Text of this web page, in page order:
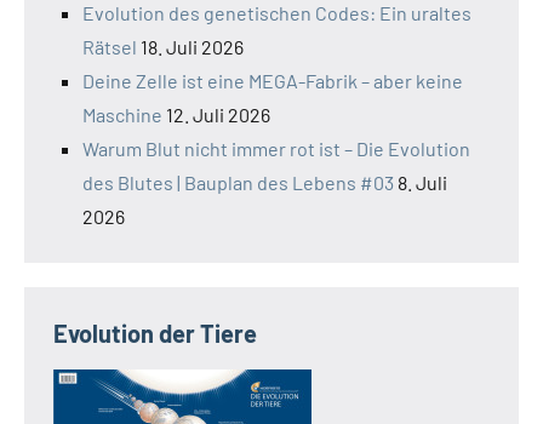
Evolution des genetischen Codes: Ein uraltes
Rätsel 18. Juli 2026
Deine Zelle ist eine MEGA-Fabrik – aber keine
Maschine 12. Juli 2026
Warum Blut nicht immer rot ist – Die Evolution
des Blutes | Bauplan des Lebens #03 8. Juli
2026
Evolution der Tiere